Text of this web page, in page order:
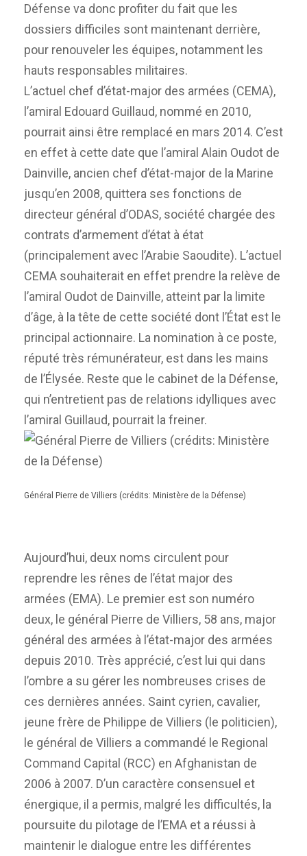
Défense va donc profiter du fait que les
dossiers difficiles sont maintenant derrière,
pour renouveler les équipes, notamment les
hauts responsables militaires.
L’actuel chef d’état-major des armées (CEMA),
l’amiral Edouard Guillaud, nommé en 2010,
pourrait ainsi être remplacé en mars 2014. C’est
en effet à cette date que l’amiral Alain Oudot de
Dainville, ancien chef d’état-major de la Marine
jusqu’en 2008, quittera ses fonctions de
directeur général d’ODAS, société chargée des
contrats d’armement d’état à état
(principalement avec l’Arabie Saoudite). L’actuel
CEMA souhaiterait en effet prendre la relève de
l’amiral Oudot de Dainville, atteint par la limite
d’âge, à la tête de cette société dont l’État est le
principal actionnaire. La nomination à ce poste,
réputé très rémunérateur, est dans les mains
de l’Élysée. Reste que le cabinet de la Défense,
qui n’entretient pas de relations idylliques avec
l’amiral Guillaud, pourrait la freiner.
Général Pierre de Villiers (crédits: Ministère de la Défense)
Aujourd’hui, deux noms circulent pour
reprendre les rênes de l’état major des
armées (EMA). Le premier est son numéro
deux, le général Pierre de Villiers, 58 ans, major
général des armées à l’état-major des armées
depuis 2010. Très apprécié, c’est lui qui dans
l’ombre a su gérer les nombreuses crises de
ces dernières années. Saint cyrien, cavalier,
jeune frère de Philippe de Villiers (le politicien),
le général de Villiers a commandé le Regional
Command Capital (RCC) en Afghanistan de
2006 à 2007. D’un caractère consensuel et
énergique, il a permis, malgré les difficultés, la
poursuite du pilotage de l’EMA et a réussi à
maintenir le dialogue entre les différentes